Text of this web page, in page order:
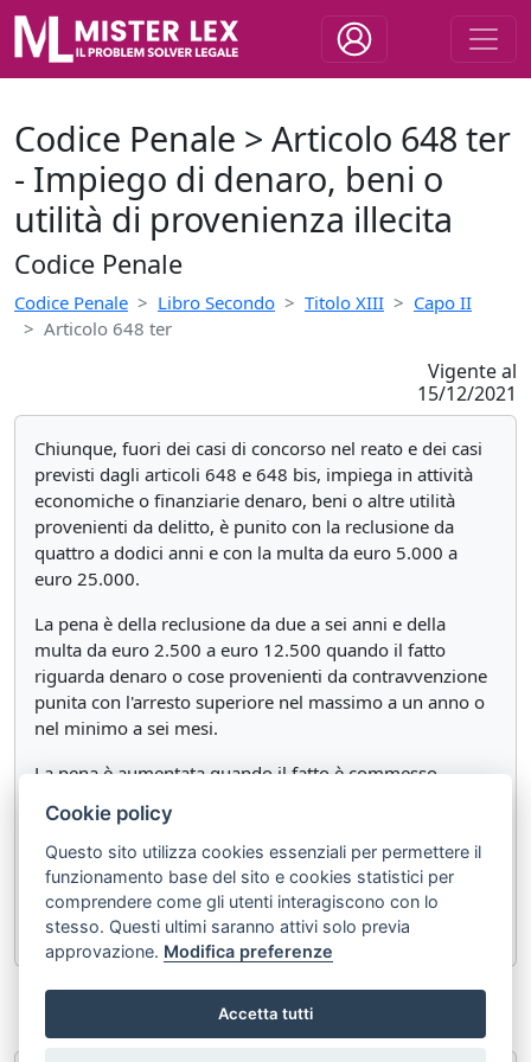
Codice Penale > Articolo 648 ter
- Impiego di denaro, beni o
utilità di provenienza illecita
Codice Penale
Codice Penale Libro Secondo Titolo XIII
Capo II
Articolo 648 ter
Vigente al
15/12/2021
Chiunque, fuori dei casi di concorso nel reato e dei casi
previsti dagli articoli 648 e 648 bis, impiega in attività
economiche o finanziarie denaro, beni o altre utilità
provenienti da delitto, è punito con la reclusione da
quattro a dodici anni e con la multa da euro 5.000 a
euro 25.000.
La pena è della reclusione da due a sei anni e della
multa da euro 2.500 a euro 12.500 quando il fatto
riguarda denaro o cose provenienti da contravvenzione
punita con l'arresto superiore nel massimo a un anno o
nel minimo a sei mesi.
La pena è aumentata quando il fatto è commesso
nell'esercizio di un'attività professionale.
La pena è diminuita nell'ipotesi di cui al quarto comma
dell'art. 648.
Si applica l'ultimo comma dell'articolo 648.
Articolo 648 bis Articolo 648 ter.1
Cookie policy
Questo sito utilizza cookies essenziali per permettere il
funzionamento base del sito e cookies statistici per
comprendere come gli utenti interagiscono con lo
stesso. Questi ultimi saranno attivi solo previa
approvazione. Modifica preferenze
Accetta tutti